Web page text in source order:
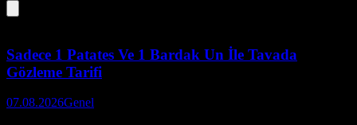
Sadece 1 Patates Ve 1 Bardak Un İle Tavada
Gözleme Tarifi
07.08.2026Genel